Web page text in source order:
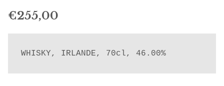
€255,00
WHISKY, IRLANDE, 70cl, 46.00%